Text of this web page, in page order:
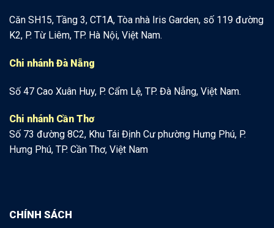
Căn SH15, Tầng 3, CT1A, Tòa nhà Iris Garden, số 119 đường
K2, P. Từ Liêm, TP. Hà Nội, Việt Nam.
Chi nhánh Đà Nẵng
Số 47 Cao Xuân Huy, P. Cẩm Lệ, TP. Đà Nẵng, Việt Nam.
Chi nhánh Cần Thơ
Số 73 đường 8C2, Khu Tái Định Cư phường Hưng Phú, P.
Hưng Phú, TP. Cần Thơ, Việt Nam
CHÍNH SÁCH